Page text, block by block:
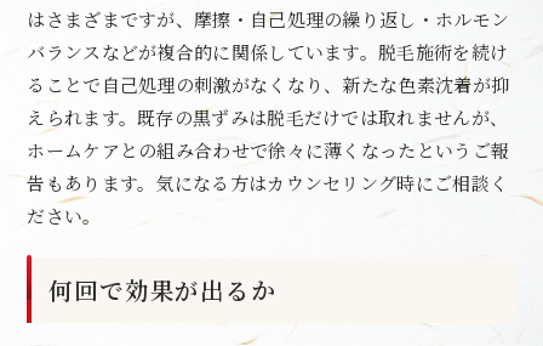
はさまざまですが、摩擦・自己処理の繰り返し・ホルモン
バランスなどが複合的に関係しています。脱毛施術を続け
ることで自己処理の刺激がなくなり、新たな色素沈着が抑
えられます。既存の黒ずみは脱毛だけでは取れませんが、
ホームケアとの組み合わせで徐々に薄くなったというご報
告もあります。気になる方はカウンセリング時にご相談く
ださい。
何回で効果が出るか